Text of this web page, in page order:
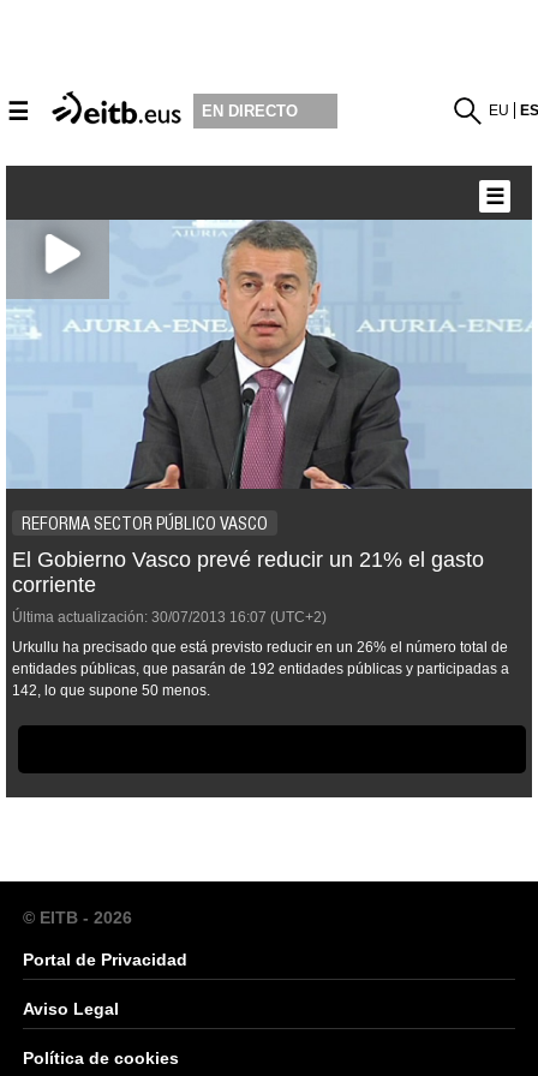
☰ EN DIRECTO EU
REFORMA SECTOR PÚBLICO VASCO
El Gobierno Vasco prevé reducir un 21% el gasto
corriente
Última actualización: 30/07/2013 16:07 (UTC+2)
Urkullu ha precisado que está previsto reducir en un 26% el número total de
entidades públicas, que pasarán de 192 entidades públicas y participadas a
142, lo que supone 50 menos.
☰
© EITB - 2026
Portal de Privacidad
Aviso Legal
Política de cookies